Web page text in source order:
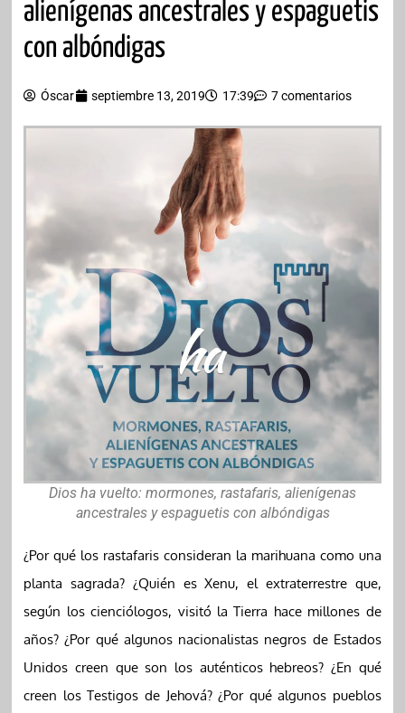
alienígenas ancestrales y espaguetis
con albóndigas
Óscar septiembre 13, 2019 17:39 7 comentarios
Dios ha vuelto: mormones, rastafaris, alienígenas
ancestrales y espaguetis con albóndigas
¿Por qué los rastafaris consideran la marihuana como una
planta sagrada? ¿Quién es Xenu, el extraterrestre que,
según los cienciólogos, visitó la Tierra hace millones de
años? ¿Por qué algunos nacionalistas negros de Estados
Unidos creen que son los auténticos hebreos? ¿En qué
creen los Testigos de Jehová? ¿Por qué algunos pueblos